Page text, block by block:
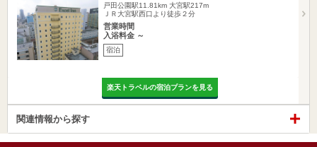
戸田公園駅11.81km 大宮駅217m
ＪＲ大宮駅西口より徒歩２分
営業時間
入浴料金 ～
宿泊
楽天トラベルの宿泊プランを見る
関連情報から探す